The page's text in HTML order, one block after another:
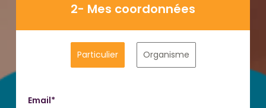
2- Mes coordonnées
Particulier Organisme
Email*